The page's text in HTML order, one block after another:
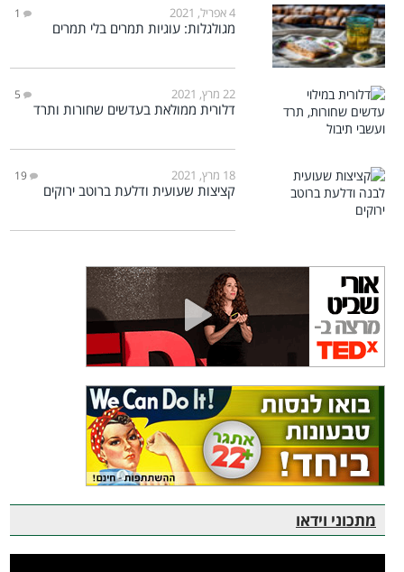
4 אפריל, 2021 1
מגולגלות: עוגיות תמרים בלי תמרים
22 מרץ, 2021 5
דלורית ממולאת בעדשים שחורות ותרד
18 מרץ, 2021 19
קציצות שעועית ודלעת ברוטב ירוקים
מתכוני וידאו